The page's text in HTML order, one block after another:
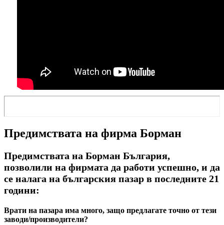
Предимствата на фирма Борман
Предимствата на Борман България,
позволили на фирмата да работи успешно, и да
се налага на българския пазар в последните 21
години:
Врати на пазара има много, защо предлагате точно от тези
заводи/производители?